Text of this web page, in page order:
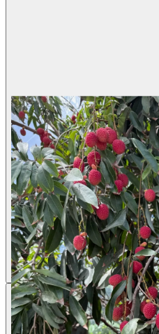
· ליצ’י
140.00
פרי
יולי
ירוק עדלא רגיש לזבוב הפירות